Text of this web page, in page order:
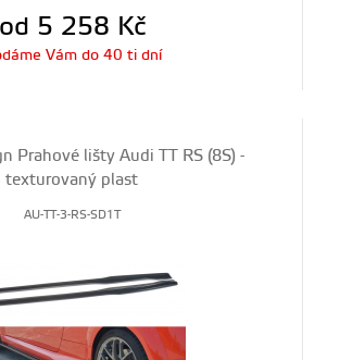
od 5 258 Kč
Vám do 40 ti dní
Prahové lišty Audi TT RS (8S) -
texturovaný plast
AU-TT-3-RS-SD1T